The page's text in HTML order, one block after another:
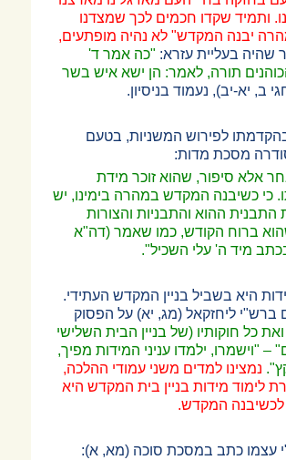
ותמיד שקדו חכמים לכך שמצדנו
יבנה המקדש" לא נהיה מופתעים,
שהיה בעליית עזרא: "כה אמר ד'
תורה, לאמר: הן ישא איש בשר
ב, יא-יב), נעמוד בניסיון.
לפירוש המשניות, בטעם
מסכת מדות:
אחר אלא סיפור, שהוא זוכר מידת
כי כשיבנה המקדש במהרה בימינו, יש
התבנית ההוא והתבניות והצורות
ברוח הקודש, כמו שאמר (דה"א
מיד ה' עלי השכיל".
היא בשביל בניין המקדש העתידי.
ברש"י ליחזקאל (מג, יא) על הפסוק
כל חוקותיו (של בניין הבית השלישי
– "וישמרו, ילמדו עניני המידות מפיך,
נמצינו למדים משני עמודי ההלכה,
לימוד מידות בניין בית המקדש היא
לכשיבנה המקדש.
עצמו כתב במסכת סוכה (מא, א):